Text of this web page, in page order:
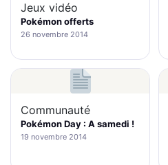
Jeux vidéo
Pokémon offerts
26 novembre 2014
Communauté
Pokémon Day : A samedi !
19 novembre 2014